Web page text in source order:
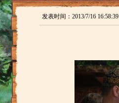
发表时间：2013/7/16